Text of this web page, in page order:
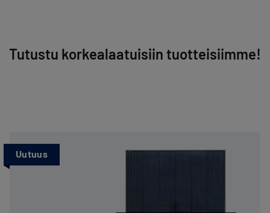
Tutustu korkealaatuisiin tuotteisiimme!
Uutuus